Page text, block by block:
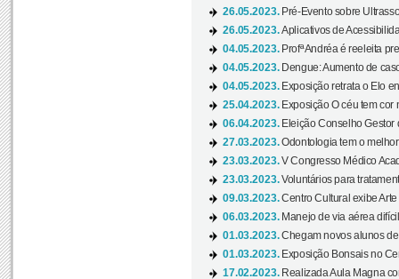
26.05.2023. Pré-Evento sobre
26.05.2023.Aplicativos de
04.05.2023. Profª Andréa é reeleita
04.05.2023. Dengue: Aumento de
04.05.2023. Exposição retrata o Elo
25.04.2023. Exposição O céu tem cor
06.04.2023. Eleição Conselho Gestor
27.03.2023.Odontologia tem o
23.03.2023.V Congresso Médico
23.03.2023.Voluntários para
09.03.2023.Centro Cultural exibe
06.03.2023. Manejo de via aérea
01.03.2023.Chegam novos alunos
01.03.2023. Exposição Bonsais no
17.02.2023. Realizada Aula Magna